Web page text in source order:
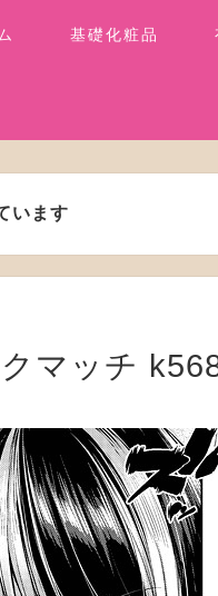
基礎化粧品
います
マッチ